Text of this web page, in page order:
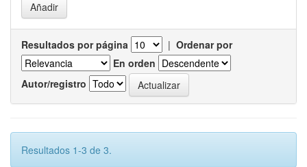
Resultados por página | Ordenar por
En orden
Autor/registro
Resultados 1-3 de 3.